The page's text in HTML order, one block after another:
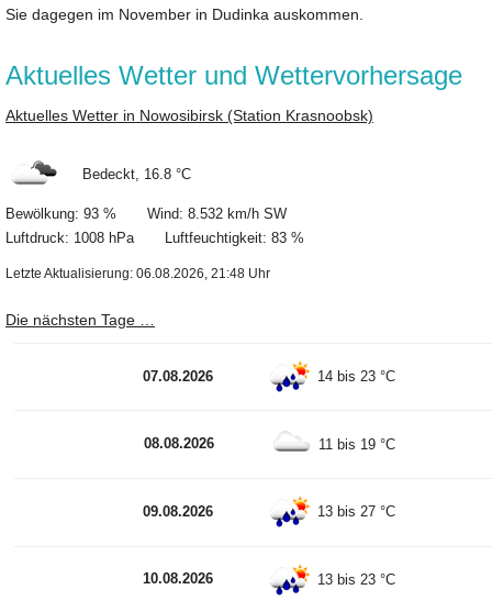
Sie dagegen im November in Dudinka auskommen.
Aktuelles Wetter und Wettervorhersage
Aktuelles Wetter in Nowosibirsk (Station Krasnoobsk)
Bedeckt, 16.8 °C
Bewölkung: 93 % Wind: 8.532 km/h SW
Luftdruck: 1008 hPa Luftfeuchtigkeit: 83 %
Letzte Aktualisierung: 06.08.2026, 21:48 Uhr
Die nächsten Tage …
07.08.2026 14 bis 23 °C
08.08.2026 11 bis 19 °C
09.08.2026 13 bis 27 °C
10.08.2026 13 bis 23 °C